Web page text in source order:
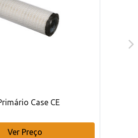
Case CE
Ver Preço